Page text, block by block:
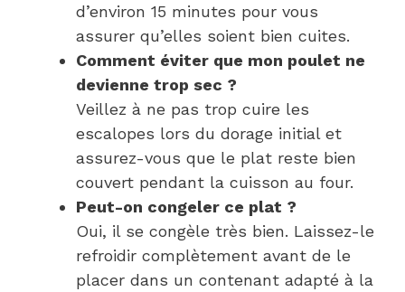
d’environ 15 minutes pour vous
assurer qu’elles soient bien cuites.
Comment éviter que mon poulet ne
devienne trop sec ?
Veillez à ne pas trop cuire les
escalopes lors du dorage initial et
assurez-vous que le plat reste bien
couvert pendant la cuisson au four.
Peut-on congeler ce plat ?
Oui, il se congèle très bien. Laissez-le
refroidir complètement avant de le
placer dans un contenant adapté à la